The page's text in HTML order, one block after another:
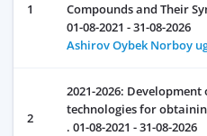
1
Compounds and Their
01-08-2021 - 31-08-2026
Ashirov Oybek Norboy
2
2021-2026:
technologies for
. 01-08-2021 - 31-08-2026